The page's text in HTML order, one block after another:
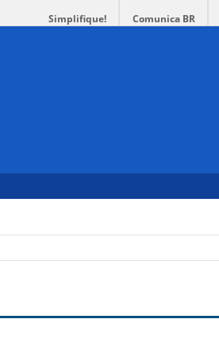
Simplifique! Comunica BR